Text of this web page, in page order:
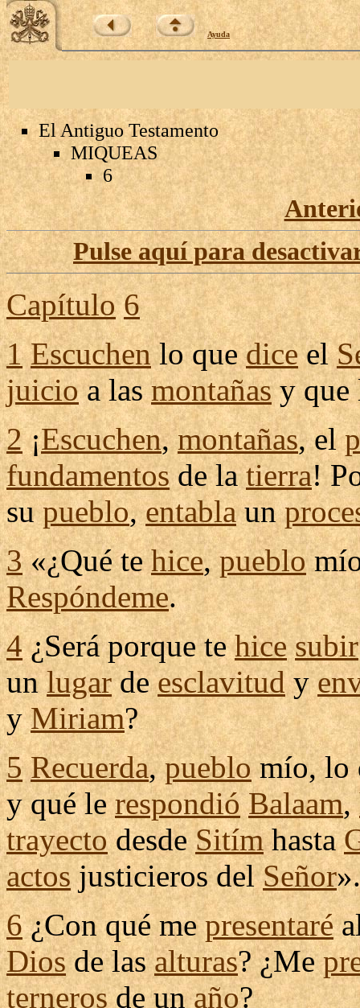
Ayuda
El Antiguo Testamento
MIQUEAS
6
Pulse aquí para
Capítulo 6
1 Escuchenlo quediceel
juicioa lasmontañasy que
2¡Escuchen,montañas, el
fundamentosde latierra!
supueblo,entablaun
3«¿Qué tehice,pueblo
Respóndeme.
4¿Será porque tehice subir
unlugardeesclavitudy
yMiriam?
5 Recuerda,pueblomío, lo
y qué lerespondió Balaam,
trayectodesdeSitímhasta
actos justicierosdelSeñor».
6¿Con qué mepresentaré
Diosde lasalturas? ¿Me
ternerosde unaño?